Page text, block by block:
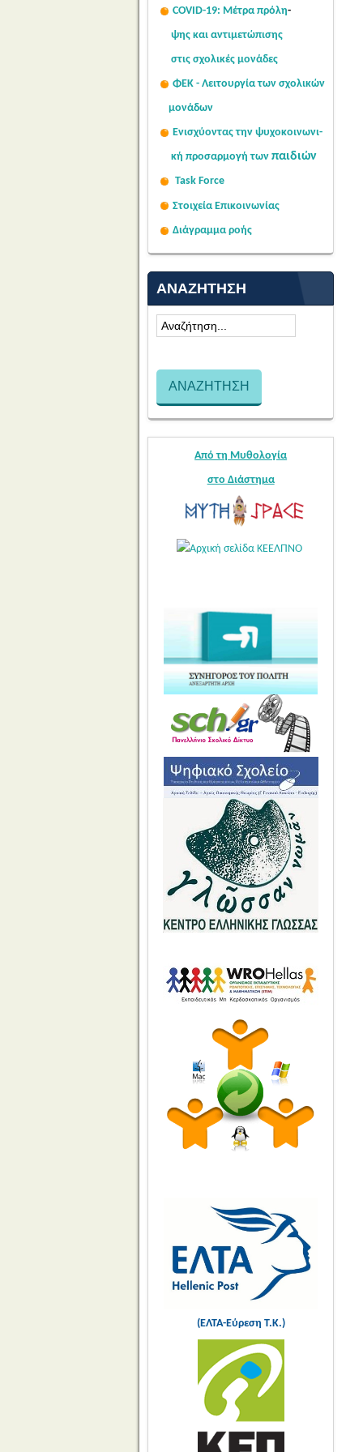
COVID-19: Μέτρα πρόλη-
ψης και αντιμετώπισης
στις σχολικές μονάδες
ΦΕΚ - Λειτουργία των σχολικών
μονάδων
Ενισχύοντας την ψυχοκοινωνι-
κή προσαρμογή των παιδιών
Task Force
Στοιχεία Επικοινωνίας
Διάγραμμα ροής
ΑΝΑΖΉΤΗΣΗ
Από τη Μυθολογία
στο Διάστημα
(ΕΛΤΑ-Εύρεση Τ.Κ.)